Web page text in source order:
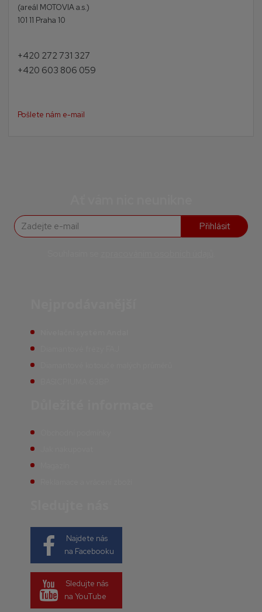
(areál MOTOVIA a.s.)
101 11 Praha 10
+420 272 731 327
+420 603 806 059
Pošlete nám e-mail
Přihlásit
Najdete nás
na Facebooku
Sledujte nás
na YouTube